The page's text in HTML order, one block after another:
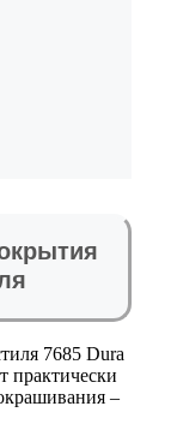
7685 Dura
практически
–